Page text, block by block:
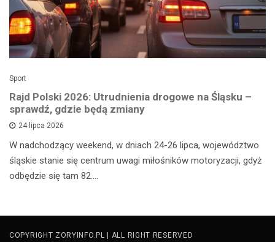
Sport
Rajd Polski 2026: Utrudnienia drogowe na Śląsku –
sprawdź, gdzie będą zmiany
24 lipca 2026
W nadchodzący weekend, w dniach 24-26 lipca, województwo
śląskie stanie się centrum uwagi miłośników motoryzacji, gdyż
odbędzie się tam 82.…
COPYRIGHT ZORYINFO.PL | ALL RIGHT RESERVED